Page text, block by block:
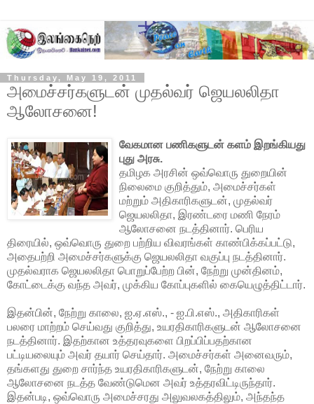
Thursday, May 19, 2011
அமைச்சர்களுடன் முதல்வர் ஜெயலலிதா
ஆலோசனை!
வேகமான பணிகளுடன் களம் இறங்கியது
புது அரசு.
தமிழக அரசின் ஒவ்வொரு துறையின்
நிலைமை குறித்தும், அமைச்சர்கள்
மற்றும் அதிகாரிகளுடன், முதல்வர்
ஜெயலலிதா, இரண்டரை மணி நேரம்
ஆலோசனை நடத்தினார். பெரிய
திரையில், ஒவ்வொரு துறை பற்றிய விவரங்கள் காண்பிக்கப்பட்டு,
அதைபற்றி அமைச்சர்களுக்கு ஜெயலலிதா வகுப்பு நடத்தினார்.
முதல்வராக ஜெயலலிதா பொறுப்பேற்ற பின், நேற்று முன்தினம்,
கோட்டைக்கு வந்த அவர், முக்கிய கோப்புகளில் கையெழுத்திட்டார்.
இதன்பின், நேற்று காலை, ஐ.ஏ.எஸ்., - ஐ.பி.எஸ்., அதிகாரிகள்
பலரை மாற்றம் செய்வது குறித்து, உயரதிகாரிகளுடன் ஆலோசனை
நடத்தினார். இதற்கான உத்தரவுகளை பிறப்பிப்பதற்கான
பட்டியலையும் அவர் தயார் செய்தார். அமைச்சர்கள் அனைவரும்,
தங்களது துறை சார்ந்த உயரதிகாரிகளுடன், நேற்று காலை
ஆலோசனை நடத்த வேண்டுமென அவர் உத்தரவிட்டிருந்தார்.
இதன்படி, ஒவ்வொரு அமைச்சரது அலுவலகத்திலும், அந்தந்த